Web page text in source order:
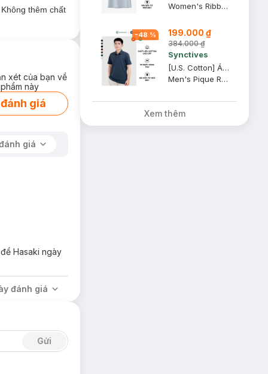
thêm chất
xét của bạn về
này
giá
giá
Hasaki ngày
đánh giá
Gửi
Women's Ribbed Regular Fit Tank Top
-48 % 199.000 ₫
384.000 ₫
Synctives
[U.S. Cotton] Áo Polo Nam Synctives Regular Fit, Xanh Ðen, XL - CMPO0008
Men's Pique Regular Fit Classic Polo Shirt
Xem thêm